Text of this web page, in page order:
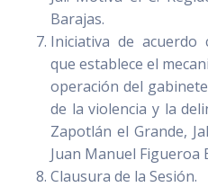
Barajas.
Iniciativa de acuerdo
que establece el
operación del
de la violencia y la
Zapotlán el Grande,
Juan Manuel Figueroa
Clausura de la Sesión.